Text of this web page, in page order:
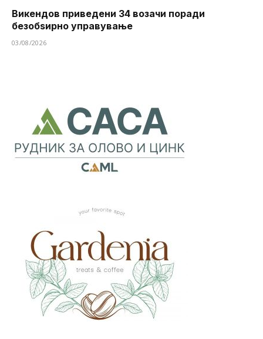
Викендов приведени 34 возачи поради
безобѕирно управување
03/08/2026